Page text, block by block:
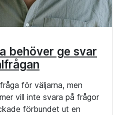
behöver ge svar
för väljarna, men
vill inte svara på frågor
förbundet ut en